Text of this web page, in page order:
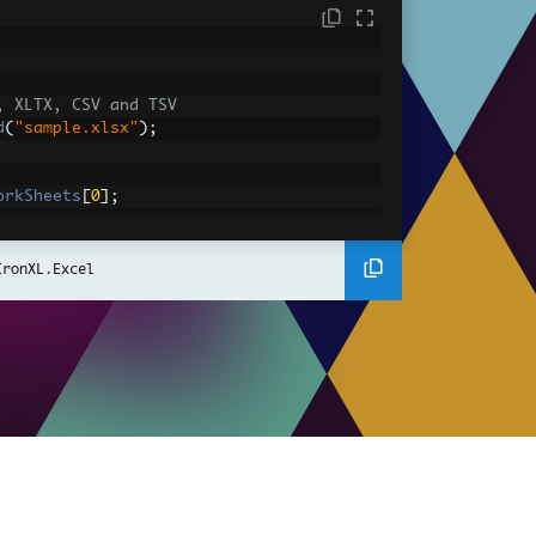
CSV and TSV
( "sample.xlsx" );
0];
value